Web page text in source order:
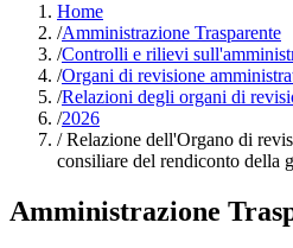
Home
/Amministrazione Trasparente
/Controlli e rilievi
/Organi di revisione
/Relazioni degli organi di
/2026
/Relazione dell'Organo di
consiliare del rendiconto della
Amministrazione